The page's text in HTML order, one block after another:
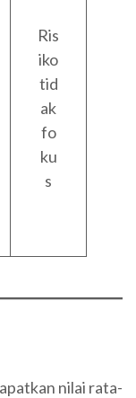
Ris
iko
tid
ak
fo
ku
s
nilai rata-